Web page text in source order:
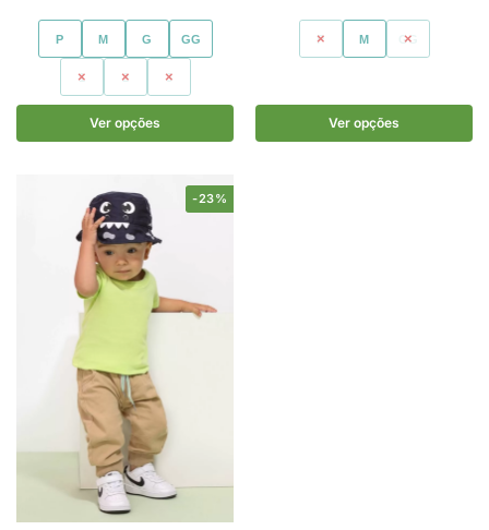
P M G GG
1 2 3
Ver opções
P M GG
Ver opções
-23%